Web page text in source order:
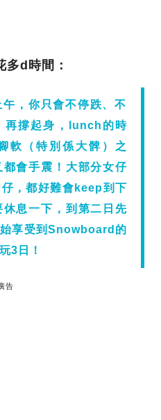
d時間：
，你只會不停跌、不
再撐起身，lunch的時
軟（特別係大髀）之
會手震！大部分女仔
，都好難會keep到下
息一下，到第二日先
享受到Snowboard的
3日 ！
告